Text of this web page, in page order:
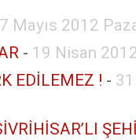
7 Mayıs 2012
- 19 Nisan
EDİLEMEZ ! -